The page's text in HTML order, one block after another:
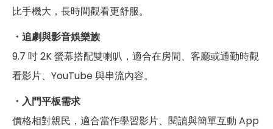
比手機大，長時間觀看更舒服。
・追劇與影音娛樂族
9.7 吋 2K 螢幕搭配雙喇叭，適合在房間、客廳或通勤時觀
看影片、YouTube 與串流內容。
・入門平板需求
價格相對親民，適合當作學習影片、閱讀與簡單互動 App